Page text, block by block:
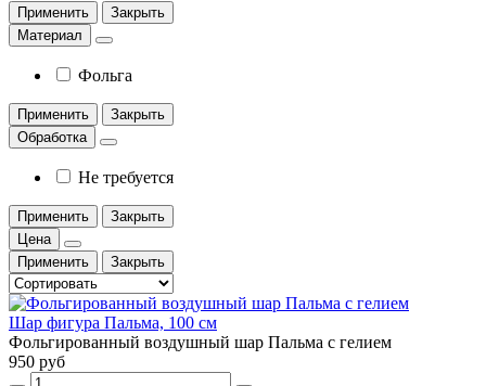
Применить
Закрыть
Материал
Фольга
Применить
Закрыть
Обработка
Не требуется
Применить
Закрыть
Цена
Применить
Закрыть
Шар фигура Пальма, 100 см
Фольгированный воздушный шар Пальма с гелием
950 руб